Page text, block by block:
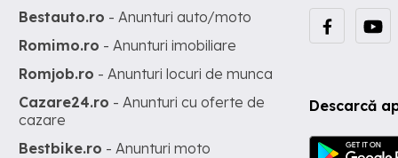
Descarcă
Bestauto.ro - Anunturi auto/moto
Romimo.ro - Anunturi imobiliare
Romjob.ro - Anunturi locuri de munca
Cazare24.ro - Anunturi cu oferte de
cazare
Bestbike.ro - Anunturi moto